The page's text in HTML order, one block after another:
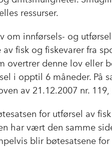
ressurser.
om innførsels- og
fisk og fiskevarer fra
overtrer denne lov eller
i opptil 6 måneder. På
av 21.12.2007 nr. 119,
for utførsel av
har vært den samme
blir bøtesatsene